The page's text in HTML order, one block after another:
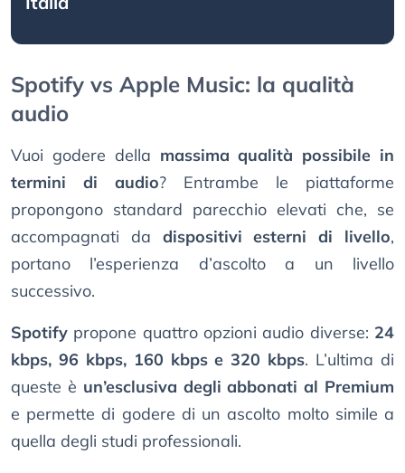
Spotify vs Apple Music: la qualità
audio
Vuoi godere della massima qualità possibile in
termini di audio? Entrambe le piattaforme
propongono standard parecchio elevati che, se
accompagnati da dispositivi esterni di livello,
portano l’esperienza d’ascolto a un livello
successivo.
Spotify propone quattro opzioni audio diverse: 24
kbps, 96 kbps, 160 kbps e 320 kbps. L’ultima di
queste è un’esclusiva degli abbonati al Premium
e permette di godere di un ascolto molto simile a
quella degli studi professionali.